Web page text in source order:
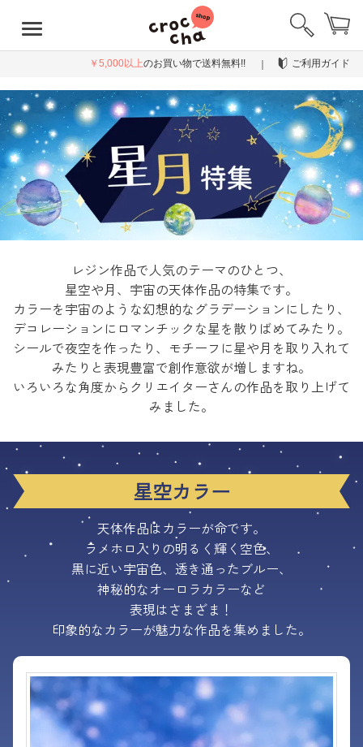
￥5,000以上のお買い物で送料無料!! ご利用ガイド
レジン作品で人気のテーマのひとつ、
星空や月、宇宙の天体作品の特集です。
カラーを宇宙のような幻想的なグラデーションにしたり、
デコレーションにロマンチックな星を散りばめてみたり。
シールで夜空を作ったり、モチーフに星や月を取り入れて
みたりと表現豊富で創作意欲が増しますね。
いろいろな角度からクリエイターさんの作品を取り上げて
みました。
星空カラー
天体作品はカラーが命です。
ラメホロ入りの明るく輝く空色、
黒に近い宇宙色、透き通ったブルー、
神秘的なオーロラカラーなど
表現はさまざま！
印象的なカラーが魅力な作品を集めました。